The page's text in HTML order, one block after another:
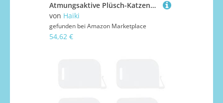
Atmungsaktive Plüsch-Katzenmasken für Halloween, Cosplay, leichtes Kostümzubehör für Erwachsene und Kinderpartys, realistischer Katzencharakter
von Haiki
gefunden bei Amazon Marketplace
54,62 €